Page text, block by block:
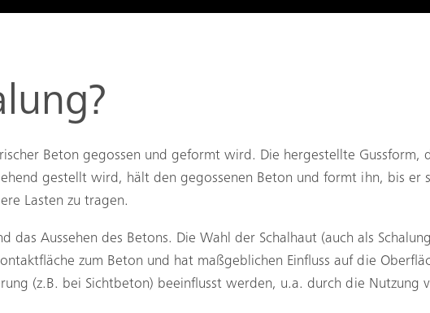
Beton gegossen und geformt wird. Die hergestellte Gussform,
gestellt wird, hält den gegossenen Beton und formt ihn, bis er
Lasten zu tragen.
das Aussehen des Betons. Die Wahl der Schalhaut (auch als
zum Beton und hat maßgeblichen Einfluss auf die
(z.B. bei Sichtbeton) beeinflusst werden, u.a. durch die Nutzung